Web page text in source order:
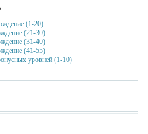
(1-20)
(21-30)
(31-40)
(41-55)
уровней (1-10)